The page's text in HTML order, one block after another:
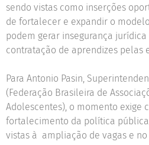
sendo vistas como inserções
de fortalecer e expandir o
podem gerar insegurança
contratação de aprendizes pelas
Para Antonio Pasin,
(Federação Brasileira de
Adolescentes), o momento exige
fortalecimento da política
vistas à ampliação de vagas e